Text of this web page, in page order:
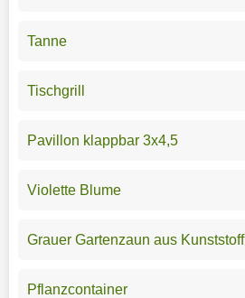
Tanne
Tischgrill
Pavillon klappbar 3x4,5
Violette Blume
Grauer Gartenzaun aus Kunststoff
Pflanzcontainer